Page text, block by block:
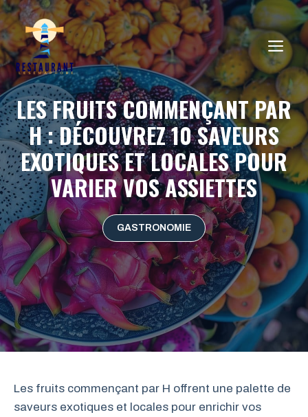
Aller
au
contenu
LES FRUITS COMMENÇANT PAR
H : DÉCOUVREZ 10 SAVEURS
EXOTIQUES ET LOCALES POUR
VARIER VOS ASSIETTES
GASTRONOMIE
Les fruits commençant par H offrent une palette de
saveurs exotiques et locales pour enrichir vos